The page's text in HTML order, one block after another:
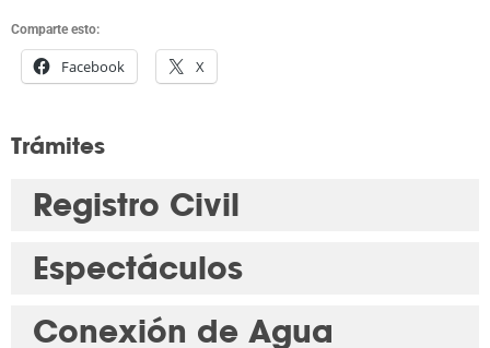
Comparte esto:
Facebook X
Trámites
Registro Civil
Espectáculos
Conexión de Agua